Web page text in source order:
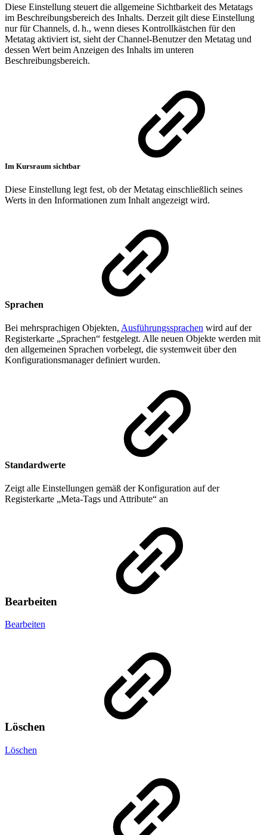
Diese Einstellung steuert die allgemeine Sichtbarkeit des Metatags
im Beschreibungsbereich des Inhalts. Derzeit gilt diese Einstellung
nur für Channels, d. h., wenn dieses Kontrollkästchen für den
Metatag aktiviert ist, sieht der Channel-Benutzer den Metatag und
dessen Wert beim Anzeigen des Inhalts im unteren
Beschreibungsbereich.
Im Kursraum sichtbar
Diese Einstellung legt fest, ob der Metatag einschließlich seines
Werts in den Informationen zum Inhalt angezeigt wird.
Sprachen
Bei mehrsprachigen Objekten, Ausführungssprachen wird auf der
Registerkarte „Sprachen“ festgelegt. Alle neuen Objekte werden mit
den allgemeinen Sprachen vorbelegt, die systemweit über den
Konfigurationsmanager definiert wurden.
Standardwerte
Zeigt alle Einstellungen gemäß der Konfiguration auf der
Registerkarte „Meta-Tags und Attribute“ an
Bearbeiten
Bearbeiten
Löschen
Löschen